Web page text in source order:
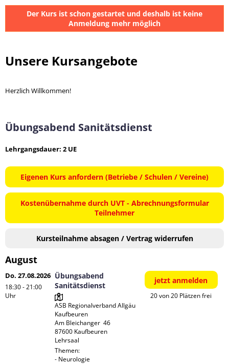
Der Kurs ist schon gestartet und deshalb ist keine
Anmeldung mehr möglich
Unsere Kursangebote
Herzlich Willkommen!
Übungsabend Sanitätsdienst
Lehrgangsdauer: 2 UE
Eigenen Kurs anfordern (Betriebe / Schulen / Vereine)
Kostenübernahme durch UVT - Abrechnungsformular
Teilnehmer
Kursteilnahme absagen / Vertrag widerrufen
August
Do. 27.08.2026
18:30 - 21:00
Uhr
Übungsabend
Sanitätsdienst
ASB Regionalverband Allgäu
Kaufbeuren
Am Bleichanger  46
87600 Kaufbeuren
Lehrsaal
Themen:
- Neurologie
jetzt anmelden
20 von 20 Plätzen frei